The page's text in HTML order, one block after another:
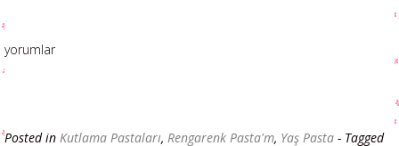
yorumlar
Posted in Kutlama Pastaları, Rengarenk Pasta'm, Yaş Pasta - Tagged